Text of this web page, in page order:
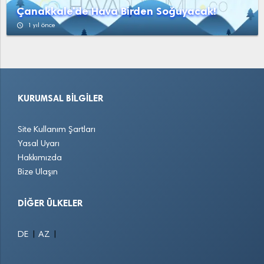
Çanakkale'de Hava Birden Soğuyacak!
access_time 1 yıl önce
KURUMSAL BILGILER
Site Kullanım Şartları
Yasal Uyarı
Hakkımızda
Bize Ulaşın
DIĞER ÜLKELER
DE AZ